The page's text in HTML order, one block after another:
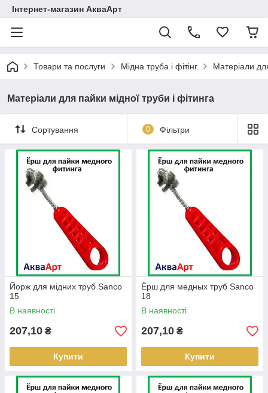
Інтернет-магазин АкваАрт
Товари та послуги Мідна труба і фітінг Матеріали
Матеріали для пайки мідної труби і фітинга
Сортування 0 Фільтри
Йорж для мідних труб Sanco
15
В наявності
207,10 ₴
Купити
Ёрш для медных труб Sanco
18
В наявності
207,10 ₴
Купити